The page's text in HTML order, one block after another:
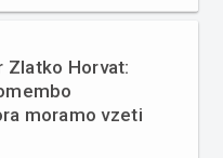
Zlatko Horvat:
moramo vzeti